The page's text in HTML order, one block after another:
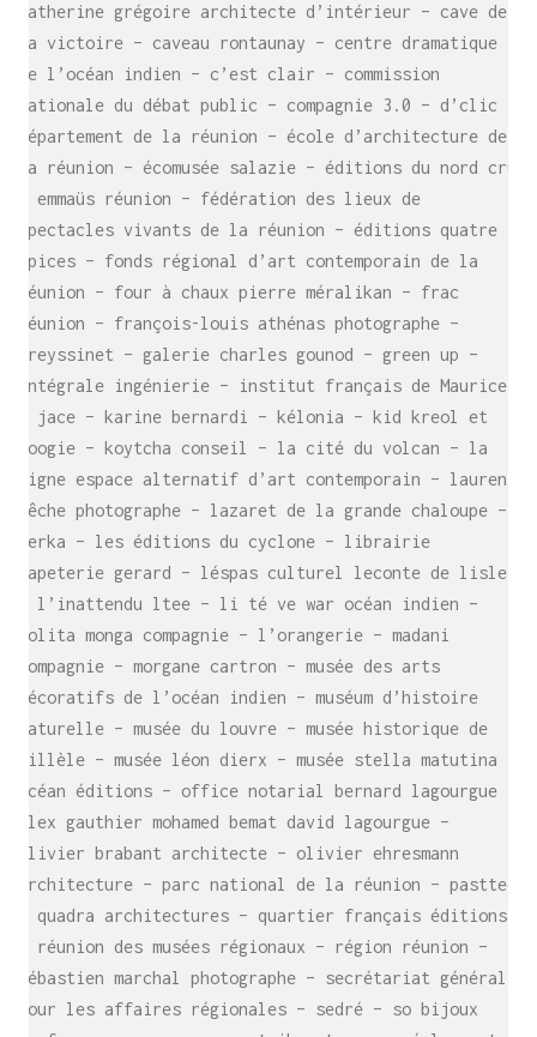
réunion – blabla prod – bouteilles à la mer –
catherine grégoire architecte d’intérieur – cave de
la victoire – caveau rontaunay – centre dramatique
de l’océan indien – c’est clair – commission
nationale du débat public – compagnie 3.0 – d’clic –
département de la réunion – école d’architecture de
la réunion – écomusée salazie – éditions du nord cru
– emmaüs réunion – fédération des lieux de
spectacles vivants de la réunion – éditions quatre
épices – fonds régional d’art contemporain de la
réunion – four à chaux pierre méralikan – frac
réunion – françois-louis athénas photographe –
freyssinet – galerie charles gounod – green up –
intégrale ingénierie – institut français de Maurice
– jace – karine bernardi – kélonia – kid kreol et
boogie – koytcha conseil – la cité du volcan – la
ligne espace alternatif d’art contemporain – laurent
bêche photographe – lazaret de la grande chaloupe –
lerka – les éditions du cyclone – librairie
papeterie gerard – léspas culturel leconte de lisle
– l’inattendu ltee – li té ve war océan indien –
lolita monga compagnie – l’orangerie – madani
compagnie – morgane cartron – musée des arts
décoratifs de l’océan indien – muséum d’histoire
naturelle – musée du louvre – musée historique de
villèle – musée léon dierx – musée stella matutina –
océan éditions – office notarial bernard lagourgue
alex gauthier mohamed bemat david lagourgue –
olivier brabant architecte – olivier ehresmann
architecture – parc national de la réunion – pasttec
– quadra architectures – quartier français éditions
– réunion des musées régionaux – région réunion –
sébastien marchal photographe – secrétariat général
SE RENCONTRER.
C’est toujours mieux de se voir
afin de parler le même langage.